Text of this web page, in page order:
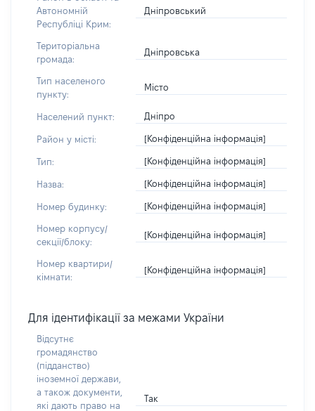
Автономній
Республіці Крим:
Дніпровський
Територіальна
громада:
Дніпровська
Тип населеного
пункту:
Місто
Населений пункт: Дніпро
Район у місті: [Конфіденційна інформація]
Тип: [Конфіденційна інформація]
Назва: [Конфіденційна інформація]
Номер будинку: [Конфіденційна інформація]
Номер корпусу/
секції/блоку:
[Конфіденційна інформація]
Номер квартири/
кімнати:
[Конфіденційна інформація]
Для ідентифікації за межами України
Відсутнє
громадянство
(підданство)
іноземної держави,
а також документи,
які дають право на
Так